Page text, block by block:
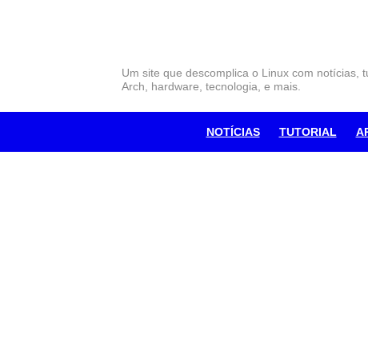
Um site que descomplica o Linux com notícias,
Arch, hardware, tecnologia, e mais.
NOTÍCIAS TUTORIAL